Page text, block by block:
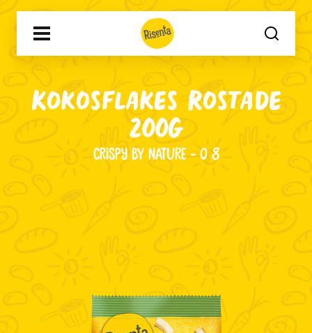
Kokosflakes Rostade
200G
CRISPY BY NATURE - 0 g